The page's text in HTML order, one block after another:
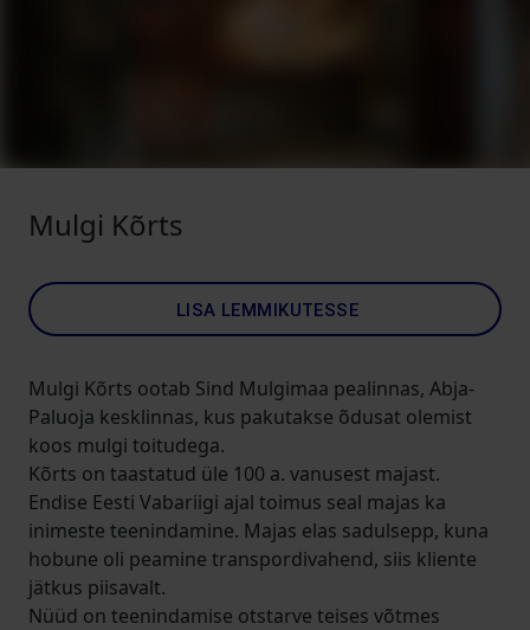
Mulgi Kõrts
LISA LEMMIKUTESSE
Mulgi Kõrts ootab Sind Mulgimaa pealinnas, Abja-
Paluoja kesklinnas, kus pakutakse õdusat olemist
koos mulgi toitudega.
Kõrts on taastatud üle 100 a. vanusest majast.
Endise Eesti Vabariigi ajal toimus seal majas ka
inimeste teenindamine. Majas elas sadulsepp, kuna
hobune oli peamine transpordivahend, siis kliente
jätkus piisavalt.
Nüüd on teenindamise otstarve teises võtmes